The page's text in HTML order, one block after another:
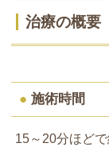
治療の概要
● 施術時間
15～20分ほどで